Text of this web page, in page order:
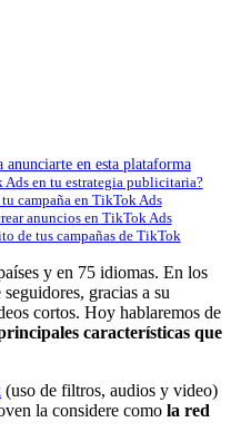
en esta plataforma
en tu estrategia publicitaria?
campaña en TikTok Ads
anuncios en TikTok Ads
de tus campañas de TikTok
y en 75 idiomas. En los
gracias a su
cortos. Hoy hablaremos de
características que
(uso de filtros, audios y video)
la considere como la red